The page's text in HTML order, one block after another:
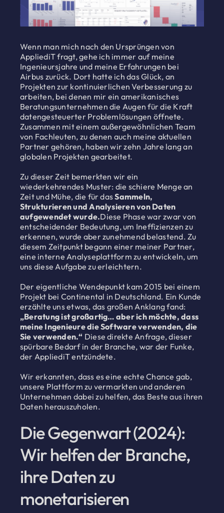
Wenn man mich nach den Ursprüngen von
AppliediT fragt, gehe ich immer auf meine
Ingenieursjahre und meine Erfahrungen bei
Airbus zurück. Dort hatte ich das Glück, an
Projekten zur kontinuierlichen Verbesserung zu
arbeiten, bei denen mir ein amerikanisches
Beratungsunternehmen die Augen für die Kraft
datengesteuerter Problemlösungen öffnete.
Zusammen mit einem außergewöhnlichen Team
von Fachleuten, zu denen auch meine aktuellen
Partner gehören, haben wir zehn Jahre lang an
globalen Projekten gearbeitet.
Zu dieser Zeit bemerkten wir ein
wiederkehrendes Muster: die schiere Menge an
Zeit und Mühe, die für dasSammeln,
Strukturieren und Analysieren von Daten
aufgewendet wurde.Diese Phase war zwar von
entscheidender Bedeutung, um Ineffizienzen zu
erkennen, wurde aber zunehmend belastend. Zu
diesem Zeitpunkt begann einer meiner Partner,
eine interne Analyseplattform zu entwickeln, um
uns diese Aufgabe zu erleichtern.
Der eigentliche Wendepunkt kam 2015 bei einem
Projekt bei Continental in Deutschland. Ein Kunde
erzählte uns etwas, das großen Anklang fand:
„Beratung ist großartig… aber ich möchte, dass
meine Ingenieure die Software verwenden, die
Sie verwenden.“ Diese direkte Anfrage, dieser
spürbare Bedarf in der Branche, war der Funke,
der AppliediT entzündete.
Wir erkannten, dass es eine echte Chance gab,
unsere Plattform zu vermarkten und anderen
Unternehmen dabei zu helfen, das Beste aus ihren
Daten herauszuholen.
Die Gegenwart (2024):
Wir helfen der Branche,
ihre Daten zu
monetarisieren